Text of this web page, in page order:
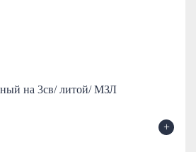
на 3св/ литой/ МЗЛ
+